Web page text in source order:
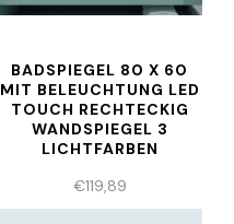
BADSPIEGEL 80 X 60
MIT BELEUCHTUNG LED
TOUCH RECHTECKIG
WANDSPIEGEL 3
LICHTFARBEN
€119,89